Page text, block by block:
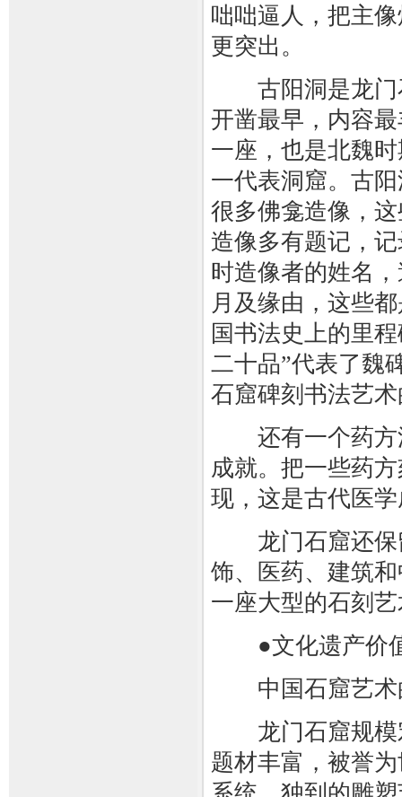
咄咄逼人，把主
更突出。
古阳洞是龙门
开凿最早，内容
一座，也是北魏
一代表洞窟。古
很多佛龛造像，
造像多有题记，
时造像者的姓名
月及缘由，这些
国书法史上的里
二十品”代表了魏
石窟碑刻书法艺
还有一个药方
成就。把一些药
现，这是古代医
龙门石窟还保
饰、医药、建筑
一座大型的石刻
●文化遗产价
中国石窟艺术
龙门石窟规模
题材丰富，被誉